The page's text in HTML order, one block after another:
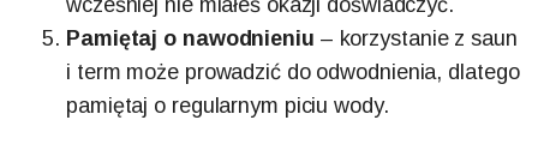
Pamiętaj o nawodnieniu – korzystanie z saun
i term może prowadzić do odwodnienia, dlatego
pamiętaj o regularnym piciu wody.